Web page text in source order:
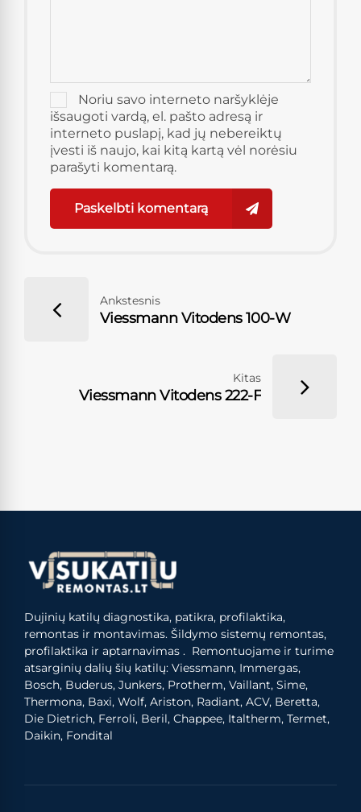
Noriu savo interneto naršyklėje
išsaugoti vardą, el. pašto adresą ir
interneto puslapį, kad jų nebereiktų
įvesti iš naujo, kai kitą kartą vėl norėsiu
parašyti komentarą.
Paskelbti komentarą
Ankstesnis
Viessmann Vitodens 100-W
Kitas
Viessmann Vitodens 222-F
Dujinių katilų diagnostika, patikra, profilaktika,
remontas ir montavimas. Šildymo sistemų remontas,
profilaktika ir aptarnavimas . Remontuojame ir turime
atsarginių dalių šių katilų: Viessmann, Immergas,
Bosch, Buderus, Junkers, Protherm, Vaillant, Sime,
Thermona, Baxi, Wolf, Ariston, Radiant, ACV, Beretta,
Die Dietrich, Ferroli, Beril, Chappee, Italtherm, Termet,
Daikin, Fondital